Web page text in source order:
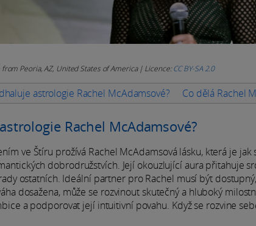
from Peoria, AZ, United States of America | Licence:CC BY-SA 2.0
astrologie Rachel McAdamsové? Co dělá Rachel
Rachel McAdamsové?
ve Štíru prožívá Rachel McAdamsová lásku, která je
dobrodružstvích. Její okouzlující aura přitahuje
ostatních. Ideální partner pro Rachel musí být
dosažena, může se rozvinout skutečný a hluboký
a podporovat její intuitivní povahu. Když se rozvine